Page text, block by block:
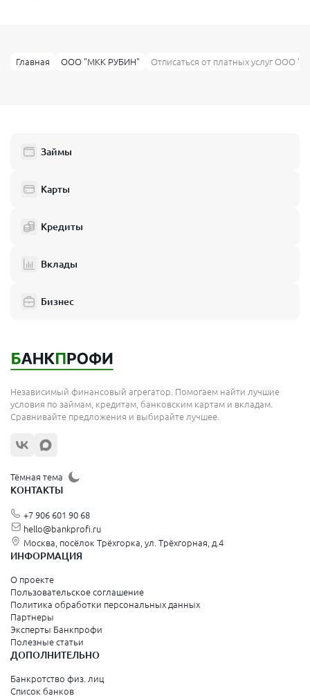
Главная ООО "МКК РУБИН" Отписаться от платных услуг ООО
Займы
Карты
Кредиты
Вклады
Бизнес
Независимый финансовый агрегатор. Помогаем найти лучшие
условия по займам, кредитам, банковским картам и вкладам.
Сравнивайте предложения и выбирайте лучшее.
Тёмная тема
КОНТАКТЫ
+7 906 601 90 68
hello@bankprofi.ru
Москва, посёлок Трёхгорка, ул. Трёхгорная, д.4
ИНФОРМАЦИЯ
О проекте
Пользовательское соглашение
Политика обработки персональных данных
Партнеры
Эксперты Банкпрофи
Полезные статьи
ДОПОЛНИТЕЛЬНО
Банкротство физ. лиц
Список банков